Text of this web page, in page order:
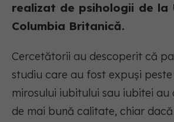
realizat de psihologii de la
Columbia Britanică.
Cercetătorii au descoperit că
studiu care au fost expuși
mirosului iubitului sau iubitei au
de mai bună calitate, chiar